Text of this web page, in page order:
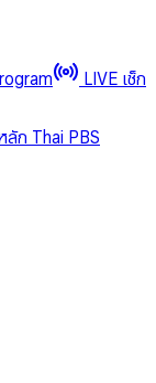
LIVE เช็ก
ลัก Thai PBS